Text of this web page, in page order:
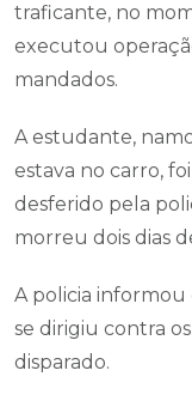
traficante, no
executou
mandados.
A estudante,
estava no carro,
desferido pela
morreu dois dias
A policia
se dirigiu contra
disparado.